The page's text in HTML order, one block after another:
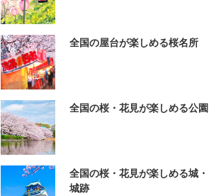
全国の屋台が楽しめる桜名所
全国の桜・花見が楽しめる公園
全国の桜・花見が楽しめる城・
城跡